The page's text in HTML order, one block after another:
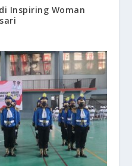
Inspiring Woman